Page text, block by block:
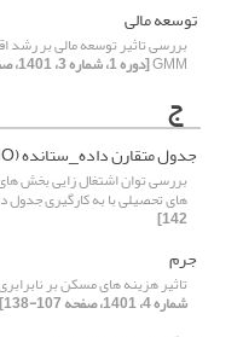
توسعه مالی
بررسی تاثیر توسعه مالی بر رشد
GMM[دوره 1، شماره 3، 1401، صفحه 130-151]
ج
جدول متقارن داده_ستانده (IO)
بررسی توان اشتغال زایی بخش
های تحصیلی با به کارگیری جدول
142]
جرم
تاثیر هزینه های مسکن بر
شماره 4، 1401، صفحه 107-138]